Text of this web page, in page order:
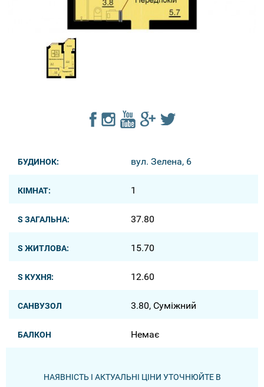
БУДИНОК: вул. Зелена, 6
КІМНАТ: 1
S ЗАГАЛЬНА: 37.80
S ЖИТЛОВА: 15.70
S КУХНЯ: 12.60
САНВУЗОЛ 3.80, Суміжний
БАЛКОН Немає
НАЯВНІСТЬ І АКТУАЛЬНІ ЦІНИ УТОЧНЮЙТЕ В